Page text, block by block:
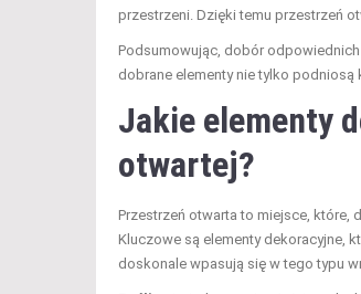
przestrzeni. Dzięki temu przestrzeń
Podsumowując, dobór
dobrane elementy nie tylko
Jakie elementy
otwartej?
Przestrzeń otwarta to miejsce, które,
Kluczowe są elementy dekoracyjne,
doskonale wpasują się w tego typu